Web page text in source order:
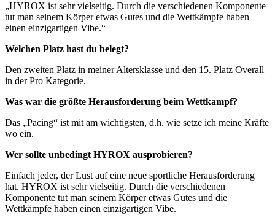
HYROX ist sehr vielseitig. Durch die verschiedenen Komponente
tut man seinem Körper etwas Gutes und die Wettkämpfe haben
einen einzigartigen Vibe.
Welchen Platz hast du belegt?
Den zweiten Platz in meiner Altersklasse und den 15. Platz Overall
in der Pro Kategorie.
Was war die größte Herausforderung beim Wettkampf?
Das „Pacing“ ist mit am wichtigsten, d.h. wie setze ich meine Kräfte
wo ein.
Wer sollte unbedingt HYROX ausprobieren?
Einfach jeder, der Lust auf eine neue sportliche Herausforderung
hat. HYROX ist sehr vielseitig. Durch die verschiedenen
Komponente tut man seinem Körper etwas Gutes und die
Wettkämpfe haben einen einzigartigen Vibe.